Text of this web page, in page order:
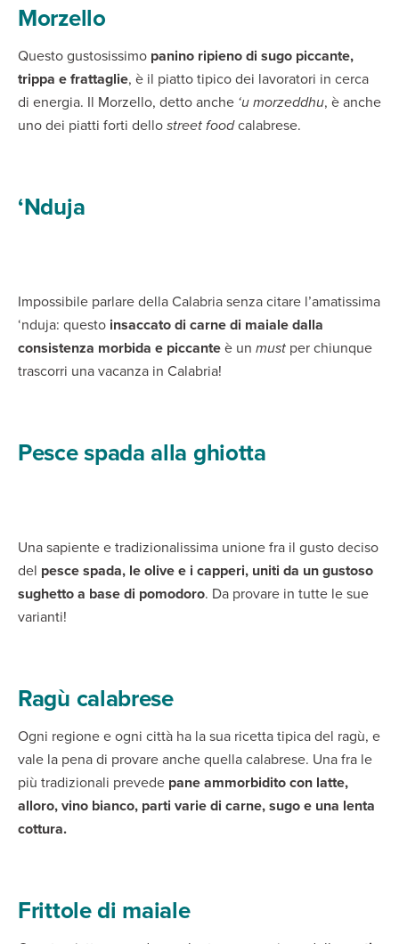
Morzello
Questo gustosissimo panino ripieno di sugo piccante,
trippa e frattaglie, è il piatto tipico dei lavoratori in cerca
di energia. Il Morzello, detto anche ‘u morzeddhu, è anche
uno dei piatti forti dellostreet foodcalabrese.
‘Nduja
Impossibile parlare della Calabria senza citare l’amatissima
‘nduja: questo insaccato di carne di maiale dalla
consistenza morbida e piccanteè un must per chiunque
trascorri una vacanza in Calabria!
Pesce spada alla ghiotta
Una sapiente e tradizionalissima unione fra il gusto deciso
del pesce spada, le olive e i capperi, uniti da un gustoso
sughetto a base di pomodoro. Da provare in tutte le sue
varianti!
Ragù calabrese
Ogni regione e ogni città ha la sua ricetta tipica del ragù, e
vale la pena di provare anche quella calabrese. Una fra le
più tradizionali prevede pane ammorbidito con latte,
alloro, vino bianco, parti varie di carne, sugo e una lenta
cottura.
Frittole di maiale